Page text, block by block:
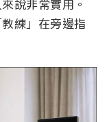
說非常實用。
練」在旁邊指